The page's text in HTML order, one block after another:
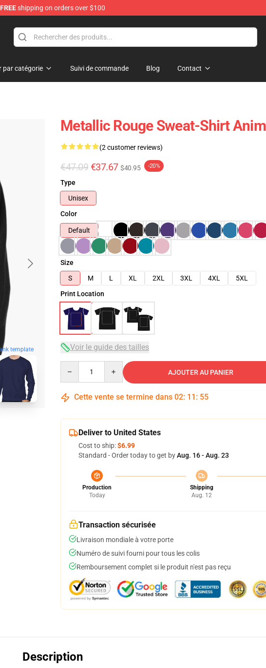
FREEshipping on orders over $100
par catégorie Suivi de commande Blog Contact
template
Metallic Rouge Sweat-Shirt
(2 customer reviews)
€47.09 €37.67 $40.95 -20%
Type
Unisex
Color
Default
Size
S
M L XL 2XL 3XL 4XL
5XL
Print Location
Voir le guide des tailles
AJOUTER AU PANIER
Cette vente se termine dans 02: 11 : 54
Deliver to United States
Cost to ship:$6.99
Standard - Order today to get byAug. 16 - Aug. 23
Production
Today
Shipping
Aug. 12
Transaction sécurisée
Livraison mondiale à votre porte
Numéro de suivi fourni pour tous les colis
Remboursement complet si le produit n'est pas reçu
Description